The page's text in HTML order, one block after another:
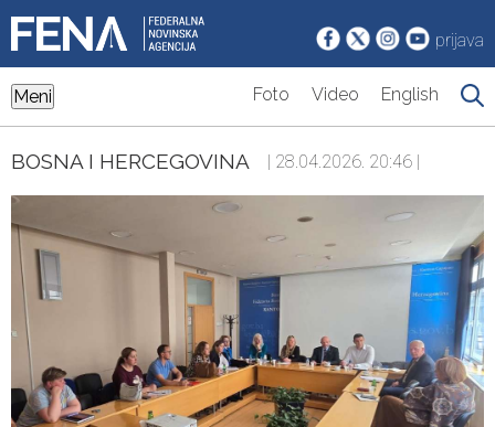
prijava
Meni Foto Video English
BOSNA I HERCEGOVINA | 28.04.2026. 20:46 |